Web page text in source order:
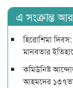
এ সংক্রান্ত
হিরোশিমা
মানবতার
কমিউনিষ্ট
আহমদের